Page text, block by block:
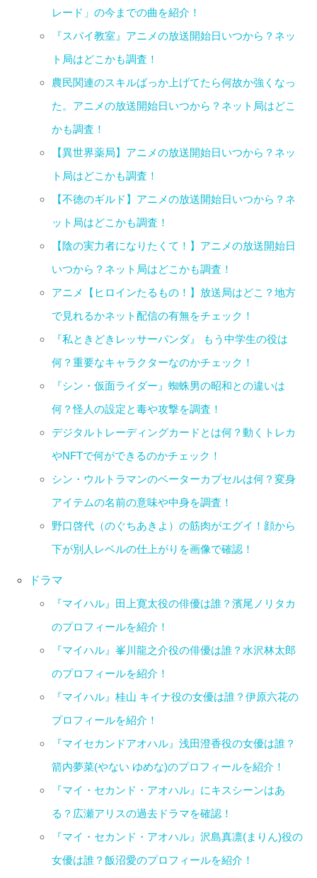
レード」の今までの曲を紹介！
『スパイ教室』アニメの放送開始日いつから？ネッ
ト局はどこかも調査！
農民関連のスキルばっか上げてたら何故か強くなっ
た。アニメの放送開始日いつから？ネット局はどこ
かも調査！
【異世界薬局】アニメの放送開始日いつから？ネッ
ト局はどこかも調査！
【不徳のギルド】アニメの放送開始日いつから？ネ
ット局はどこかも調査！
【陰の実力者になりたくて！】アニメの放送開始日
いつから？ネット局はどこかも調査！
アニメ【ヒロインたるもの！】放送局はどこ？地方
で見れるかネット配信の有無をチェック！
『私ときどきレッサーパンダ』 もう中学生の役は
何？重要なキャラクターなのかチェック！
『シン・仮面ライダー』蜘蛛男の昭和との違いは
何？怪人の設定と毒や攻撃を調査！
デジタルトレーディングカードとは何？動くトレカ
やNFTで何ができるのかチェック！
シン・ウルトラマンのベーターカプセルは何？変身
アイテムの名前の意味や中身を調査！
野口啓代（のぐちあきよ）の筋肉がエグイ！顔から
下が別人レベルの仕上がりを画像で確認！
ドラマ
『マイハル』田上寛太役の俳優は誰？濱尾ノリタカ
のプロフィールを紹介！
『マイハル』峯川龍之介役の俳優は誰？水沢林太郎
のプロフィールを紹介！
『マイハル』桂山 キイナ役の女優は誰？伊原六花の
プロフィールを紹介！
『マイセカンドアオハル』浅田澄香役の女優は誰？
箭内夢菜(やない ゆめな)のプロフィールを紹介！
『マイ・セカンド・アオハル』にキスシーンはあ
る？広瀬アリスの過去ドラマを確認！
『マイ・セカンド・アオハル』沢島真凛(まりん)役の
女優は誰？飯沼愛のプロフィールを紹介！